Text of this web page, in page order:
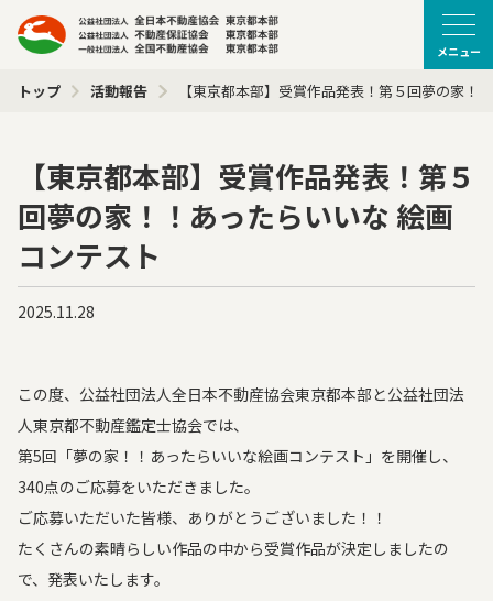
メニュー
トップ 活動報告 【東京都本部】受賞作品発表！第５回夢の家！
【東京都本部】受賞作品発表！第５
回夢の家！！あったらいいな 絵画
コンテスト
2025.11.28
この度、公益社団法人全日本不動産協会東京都本部と公益社団法
人東京都不動産鑑定士協会では、
第5回「夢の家！！あったらいいな絵画コンテスト」を開催し、
340点のご応募をいただきました。
ご応募いただいた皆様、ありがとうございました！！
たくさんの素晴らしい作品の中から受賞作品が決定しましたの
で、発表いたします。